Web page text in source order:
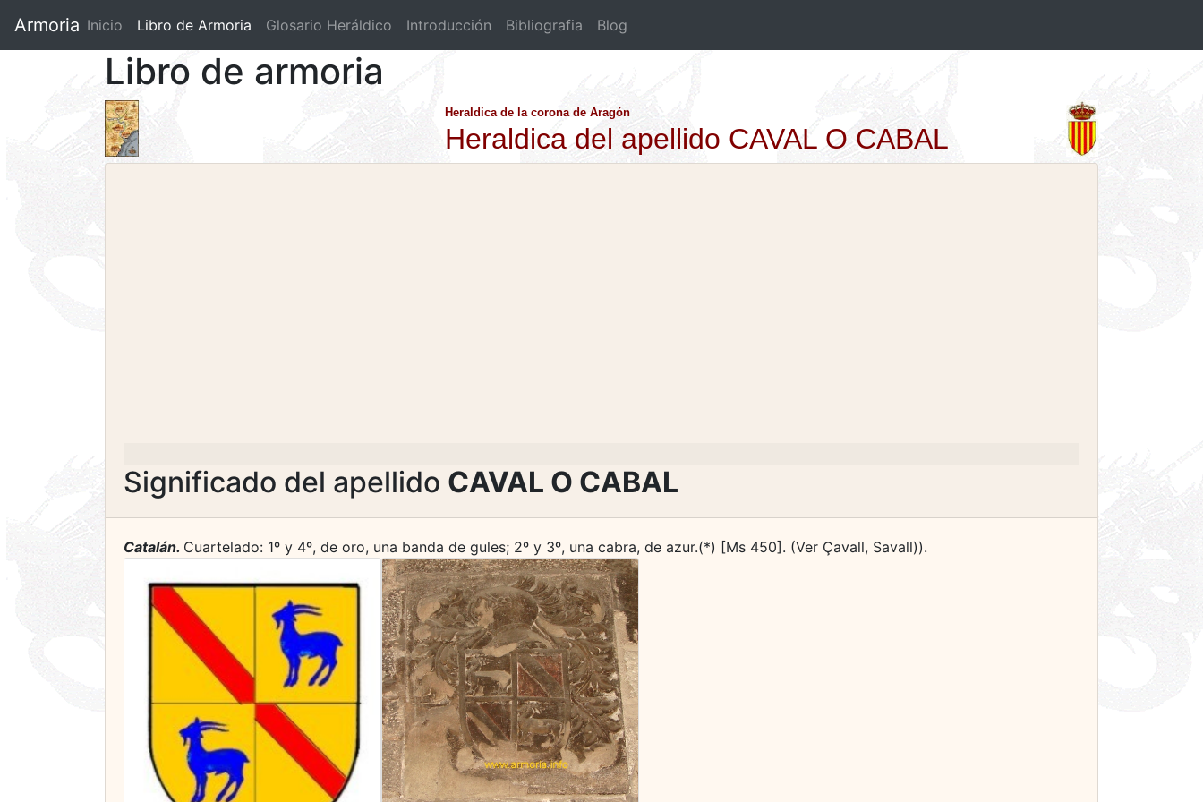
Armoria Inicio Libro de Armoria (current)
Glosario Heráldico Introducción Bibliografia Blog
Libro de armoria
Heraldica de la corona de Aragón
Heraldica del apellido CAVAL O CABAL
Significado del apellido CAVAL O CABAL
Catalán. Cuartelado: 1º y 4º, de oro, una banda de gules; 2º y 3º, una cabra, de azur.(*) [Ms 450]. (Ver Çavall, Savall)).